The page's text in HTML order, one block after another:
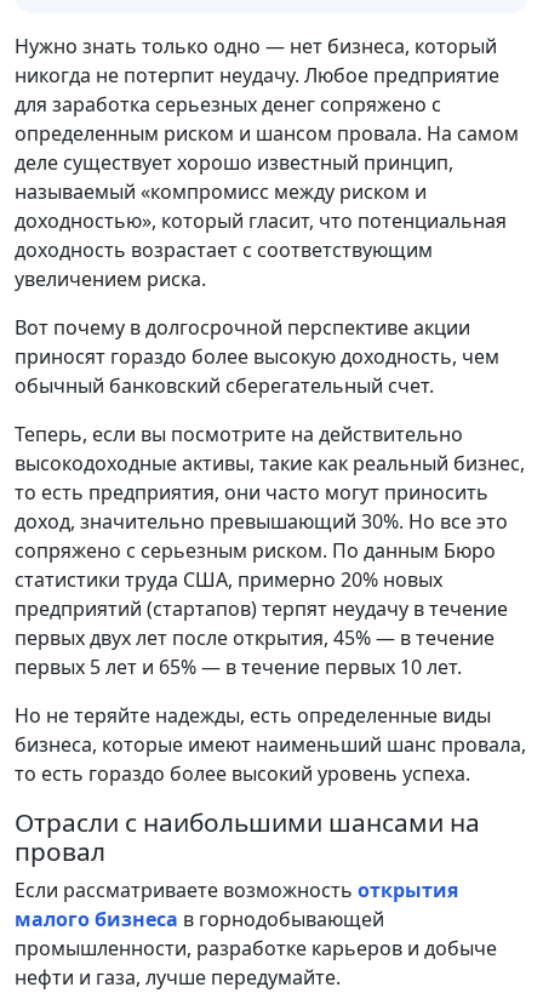
Нужно знать только одно — нет бизнеса, который
никогда не потерпит неудачу. Любое предприятие
для заработка серьезных денег сопряжено с
определенным риском и шансом провала. На самом
деле существует хорошо известный принцип,
называемый «компромисс между риском и
доходностью», который гласит, что потенциальная
доходность возрастает с соответствующим
увеличением риска.
Вот почему в долгосрочной перспективе акции
приносят гораздо более высокую доходность, чем
обычный банковский сберегательный счет.
Теперь, если вы посмотрите на действительно
высокодоходные активы, такие как реальный бизнес,
то есть предприятия, они часто могут приносить
доход, значительно превышающий 30%. Но все это
сопряжено с серьезным риском. По данным Бюро
статистики труда США, примерно 20% новых
предприятий (стартапов) терпят неудачу в течение
первых двух лет после открытия, 45% — в течение
первых 5 лет и 65% — в течение первых 10 лет.
Но не теряйте надежды, есть определенные виды
бизнеса, которые имеют наименьший шанс провала,
то есть гораздо более высокий уровень успеха.
Отрасли с наибольшими шансами на
провал
Если рассматриваете возможность открытия
малого бизнеса в горнодобывающей
промышленности, разработке карьеров и добыче
нефти и газа, лучше передумайте.